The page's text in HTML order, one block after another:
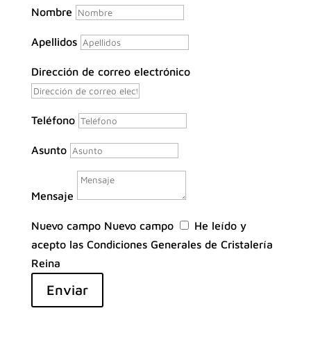
Nombre
Apellidos
Dirección de correo electrónico
Teléfono
Asunto
Mensaje
Nuevo campo Nuevo campo
He leído y
acepto las Condiciones Generales de Cristalería
Reina
Enviar